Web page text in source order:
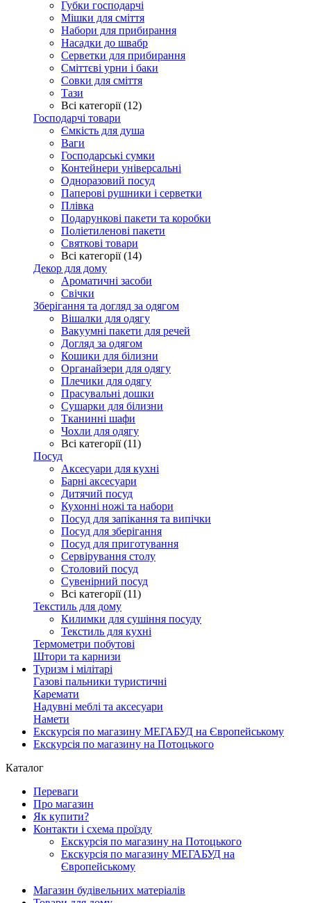
Губки господарчі
Мішки для сміття
Набори для прибирання
Насадки до швабр
Серветки для прибирання
Сміттєві урни і баки
Совки для сміття
Тази
Всі категорії (12)
Господарчі товари
Ємкість для душа
Ваги
Господарські сумки
Контейнери універсальні
Одноразовий посуд
Паперові рушники і серветки
Плівка
Подарункові пакети та коробки
Поліетиленові пакети
Святкові товари
Всі категорії (14)
Декор для дому
Ароматичні засоби
Свічки
Зберігання та догляд за одягом
Вішалки для одягу
Вакуумні пакети для речей
Догляд за одягом
Кошики для білизни
Органайзери для одягу
Плечики для одягу
Прасувальні дошки
Сушарки для білизни
Тканинні шафи
Чохли для одягу
Всі категорії (11)
Посуд
Аксесуари для кухні
Барні аксесуари
Дитячий посуд
Кухонні ножі та набори
Посуд для запікання та випічки
Посуд для зберігання
Посуд для приготування
Сервірування столу
Столовий посуд
Сувенірний посуд
Всі категорії (11)
Текстиль для дому
Килимки для сушіння посуду
Текстиль для кухні
Термометри побутові
Штори та карнизи
Туризм і мілітарі
Газові пальники туристичні
Каремати
Надувні меблі та аксесуари
Намети
Екскурсія по магазину МЕГАБУД на Європейському
Екскурсія по магазину на Потоцького
Каталог
Переваги
Про магазин
Як купити?
Контакти і схема проїзду
Екскурсія по магазину на Потоцького
Екскурсія по магазину МЕГАБУД на
Європейському
Магазин будівельних матеріалів